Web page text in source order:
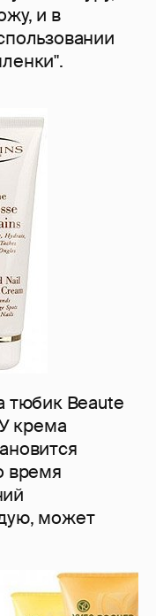
и в
тюбик Beaute
крема
время
может